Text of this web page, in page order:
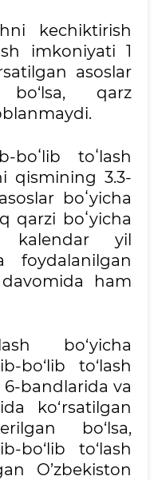
kechiktirish
imkoniyati 1
asoslar
bo‘lsa, qarz
boʻlib toʻlash
qismining 3.3-
boʻyicha
qarzi boʻyicha
kalendar yil
ham
bo‘yicha
bo‘lib to‘lash
6-bandlarida va
ko‘rsatilgan
bo‘lsa,
bo‘lib to‘lash
O’zbekiston